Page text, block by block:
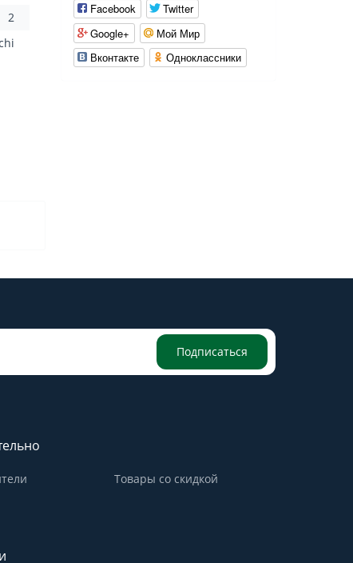
2
Facebook
Twitter
Google+
Мой Мир
Вконтакте
Одноклассники
Подписаться
Товары со скидкой